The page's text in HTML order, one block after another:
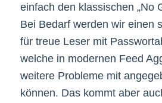
einfach den klassischen „No
Bei Bedarf werden wir einen
für treue Leser mit
welche in modernen Feed
weitere Probleme mit
können. Das kommt aber